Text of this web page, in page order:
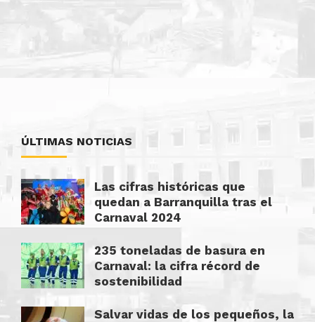
ÚLTIMAS NOTICIAS
Las cifras históricas que
quedan a Barranquilla tras el
Carnaval 2024
235 toneladas de basura en
Carnaval: la cifra récord de
sostenibilidad
Salvar vidas de los pequeños, la